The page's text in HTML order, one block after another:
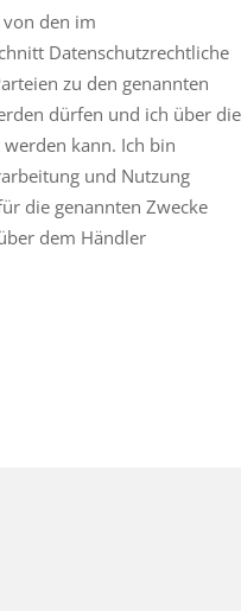
den im
Datenschutzrechtliche
zu den genannten
dürfen und ich über die
kann. Ich bin
und Nutzung
die genannten Zwecke
dem Händler